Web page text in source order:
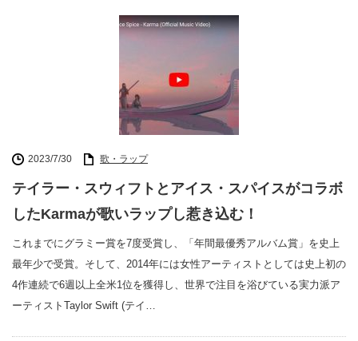
2023/7/30 歌・ラップ
テイラー・スウィフトとアイス・スパイスがコラボ
したKarmaが歌いラップし惹き込む！
これまでにグラミー賞を7度受賞し、「年間最優秀アルバム賞」を史上
最年少で受賞。そして、2014年には女性アーティストとしては史上初の
4作連続で6週以上全米1位を獲得し、世界で注目を浴びている実力派ア
ーティストTaylor Swift (テイ…